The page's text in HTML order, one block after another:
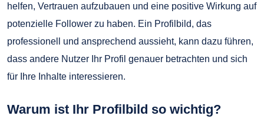
helfen, Vertrauen aufzubauen und eine positive Wirkung auf
potenzielle Follower zu haben. Ein Profilbild, das
professionell und ansprechend aussieht, kann dazu führen,
dass andere Nutzer Ihr Profil genauer betrachten und sich
für Ihre Inhalte interessieren.
Warum ist Ihr Profilbild so wichtig?